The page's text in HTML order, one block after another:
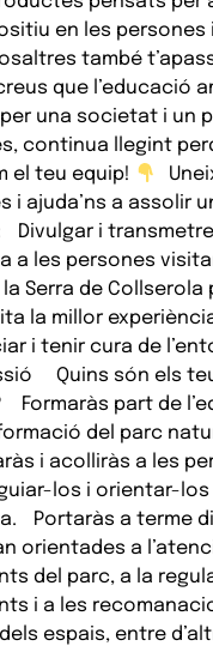
en les
també
que l’educació
una societat i un
continua llegint
el teu equip!
i ajuda’ns a assolir
Divulgar i
a les persones
Serra de Collserola
la millor
i tenir cura de
Quins són els
part de
del parc
i acolliràs a les
los i orientar-los
Portaràs a terme
orientades a
del parc, a la
i a les
espais, entre